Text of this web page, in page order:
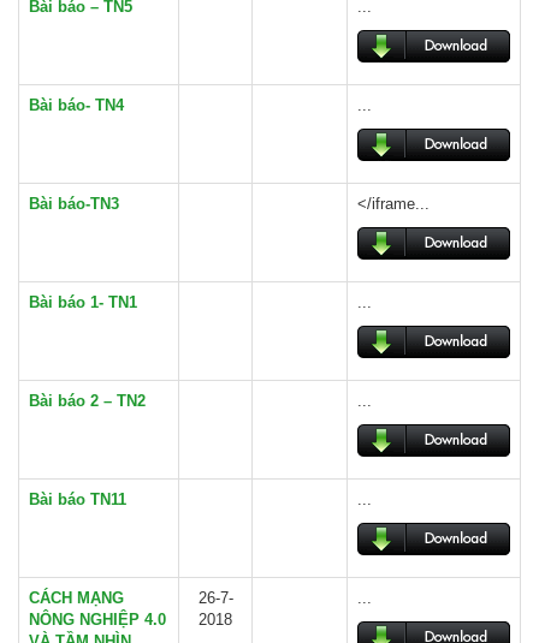
Bài báo – TN5 ...
Bài báo- TN4 ...
Bài báo-TN3 </iframe...
Bài báo 1- TN1 ...
Bài báo 2 – TN2 ...
Bài báo TN11 ...
CÁCH MẠNG
NÔNG NGHIỆP 4.0
26-7-
2018
...